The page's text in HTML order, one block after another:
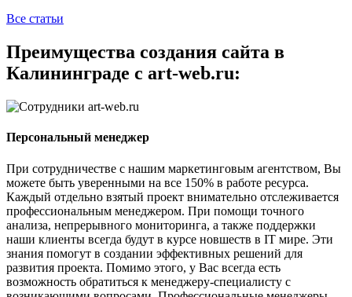
Все статьи
Преимущества создания сайта в
Калининграде с art-web.ru:
Персональный менеджер
При сотрудничестве с нашим маркетинговым агентством, Вы
можете быть уверенными на все 150% в работе ресурса.
Каждый отдельно взятый проект внимательно отслеживается
профессиональным менеджером. При помощи точного
анализа, непрерывного мониторинга, а также поддержки
наши клиенты всегда будут в курсе новшеств в IT мире. Эти
знания помогут в создании эффективных решений для
развития проекта. Помимо этого, у Вас всегда есть
возможность обратиться к менеджеру-специалисту с